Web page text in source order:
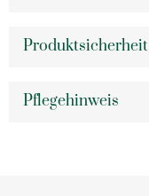
Produktsicherheit
Pflegehinweis